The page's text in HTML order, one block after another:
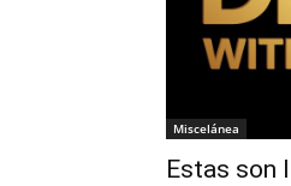
Miscelánea
Estas son